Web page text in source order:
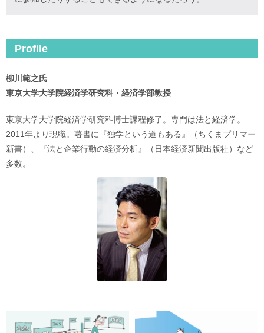
Profile
柳川範之氏
東京大学大学院経済学研究科・経済学部教授
東京大学大学院経済学研究科博士課程修了。専門は法と経済学。
2011年より現職。著書に『独学という道もある』（ちくまプリマー
新書）、『法と企業行動の経済分析』（日本経済新聞出版社）など
多数。